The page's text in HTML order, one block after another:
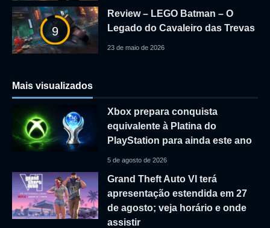
9
Review – LEGO Batman – O
Legado do Cavaleiro das Trevas
23 de maio de 2026
Mais visualizados
Xbox prepara conquista
equivalente à Platina do
PlayStation para ainda este ano
5 de agosto de 2026
Grand Theft Auto VI terá
apresentação estendida em 27
de agosto; veja horário e onde
assistir